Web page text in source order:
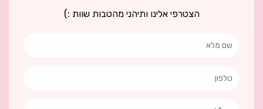
הצטרפי אלינו ותיהני מהטבות שוות :)